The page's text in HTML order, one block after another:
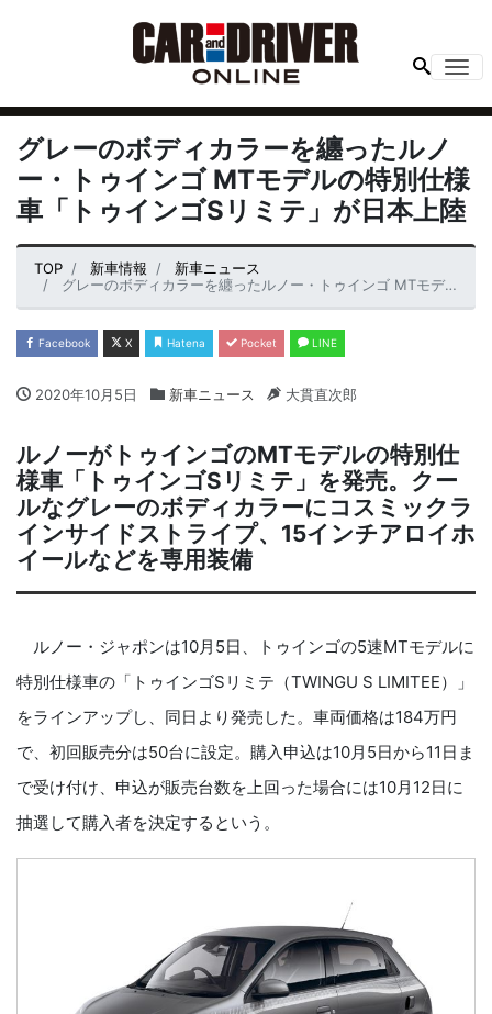
グレーのボディカラーを纏ったルノ
ー・トゥインゴ MTモデルの特別仕様
車「トゥインゴSリミテ」が日本上陸
TOP 新車情報
新車ニュース
グレーのボディカラーを纏ったルノー・トゥインゴ MTモデルの特別仕様車「トゥインゴSリミテ」が日本上陸
Facebook X Hatena Pocket LINE
2020年10月5日 新車ニュース 大貫直次郎
ルノーがトゥインゴのMTモデルの特別仕
様車「トゥインゴSリミテ」を発売。クー
ルなグレーのボディカラーにコスミックラ
インサイドストライプ、15インチアロイホ
イールなどを専用装備
ルノー・ジャポンは10月5日、トゥインゴの5速MTモデルに
特別仕様車の「トゥインゴSリミテ（TWINGU S LIMITEE）」
をラインアップし、同日より発売した。車両価格は184万円
で、初回販売分は50台に設定。購入申込は10月5日から11日ま
で受け付け、申込が販売台数を上回った場合には10月12日に
抽選して購入者を決定するという。